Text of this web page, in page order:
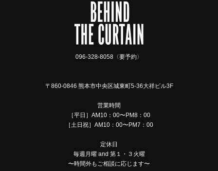
096-328-8058〈要予約〉
〒860-0846 熊本市中央区城東町5-36大祥ビル3F
営業時間
［平日］AM10：00〜PM8：00
［土日祝］AM10：00〜PM7：00
定休日
毎週月曜 and 第１・３火曜
〜時間外もご相談に応じます〜